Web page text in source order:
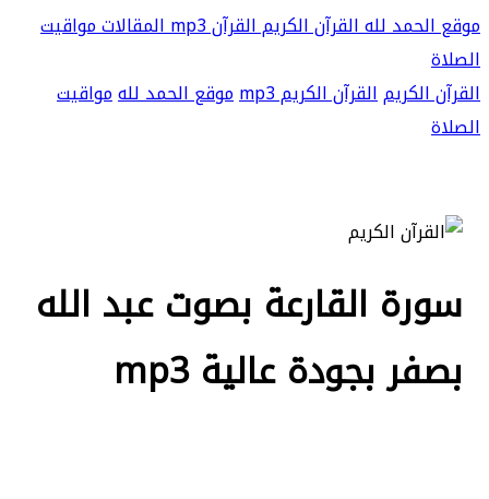
موقع الحمد للهالقرآن الكريمالقرآن mp3 المقالاتمواقيت
الصلاة
القرآن الكريمالقرآن الكريم mp3 موقع الحمد للهمواقيت
الصلاة
سورة القارعة بصوت عبد الله
بصفر بجودة عالية mp3